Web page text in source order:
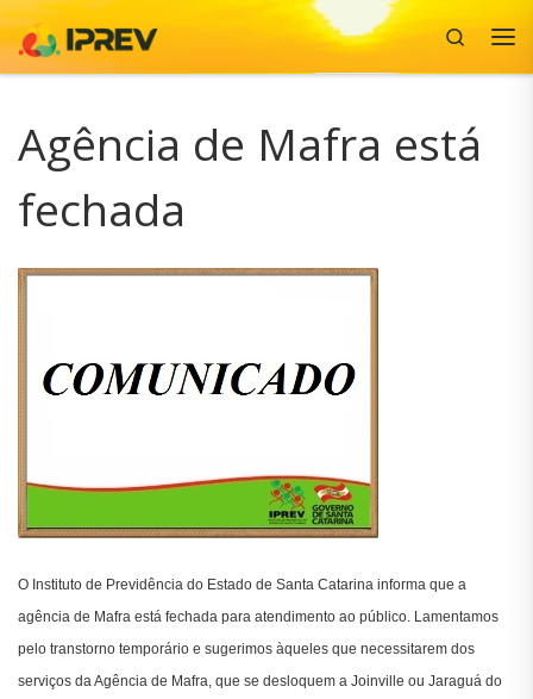
Skip to content
Search
Agência de Mafra está
fechada
O Instituto de Previdência do Estado de Santa Catarina informa que a
agência de Mafra está fechada para atendimento ao público. Lamentamos
pelo transtorno temporário e sugerimos àqueles que necessitarem dos
serviços da Agência de Mafra, que se desloquem a Joinville ou Jaraguá do